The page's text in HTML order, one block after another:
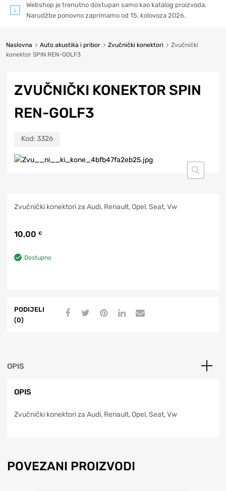
Webshop je trenutno dostupan samo kao katalog proizvoda.
Narudžbe ponovno zaprimamo od 15. kolovoza 2026.
Naslovna Auto akustika i pribor Zvučnički konektori
Zvučnički
konektor SPIN REN-GOLF3
ZVUČNIČKI KONEKTOR SPIN
REN-GOLF3
Kod: 3326
Zvučnički konektori za Audi, Renault, Opel, Seat, Vw
10,00 €
Dostupno
PODIJELI
(0)
OPIS
OPIS
Zvučnički konektori za Audi, Renault, Opel, Seat, Vw
POVEZANI PROIZVODI